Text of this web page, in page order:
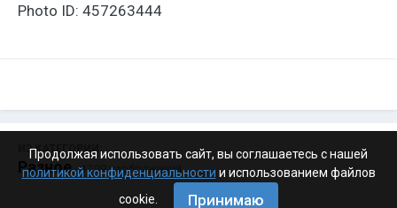
Photo ID: 457263444
ИЗ КАТЕГОРИИ:
Разное · 4 199 изображений
Продолжая использовать сайт, вы соглашаетесь с нашей
политикой конфиденциальности и использованием файлов
cookie.
Принимаю